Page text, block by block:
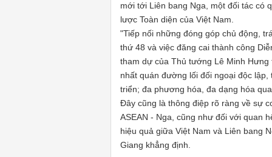
mới tới Liên bang Nga, một đối tác có
lược Toàn diện của Việt Nam.
"Tiếp nối những đóng góp chủ động,
thứ 48 và việc đăng cai thành công
tham dự của Thủ tướng Lê Minh Hưng
nhất quán đường lối đối ngoại độc
triển; đa phương hóa, đa dạng hóa
Đây cũng là thông điệp rõ ràng về sự
ASEAN - Nga, cũng như đối với quan
hiệu quả giữa Việt Nam và Liên bang
Giang khẳng định.